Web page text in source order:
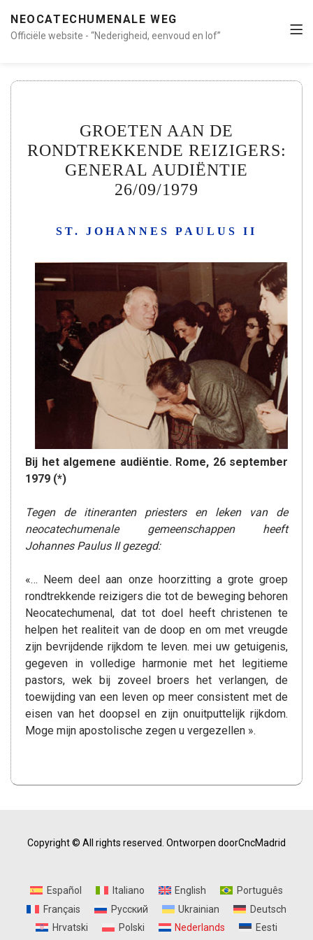
NEOCATECHUMENALE WEG
Officiële website - “Nederigheid, eenvoud en lof”
GROETEN AAN DE
RONDTREKKENDE REIZIGERS:
GENERAL AUDIËNTIE
26/09/1979
ST. JOHANNES PAULUS II
Bij het algemene audiëntie. Rome, 26 september
1979 (*)
Tegen de itineranten priesters en leken van de
neocatechumenale gemeenschappen heeft
Johannes Paulus II gezegd:
«… Neem deel aan onze hoorzitting a grote groep
rondtrekkende reizigers die tot de beweging behoren
Neocatechumenal, dat tot doel heeft christenen te
helpen het realiteit van de doop en om met vreugde
zijn bevrijdende rijkdom te leven. mei uw getuigenis,
gegeven in volledige harmonie met het legitieme
pastors, wek bij zoveel broers het verlangen, de
toewijding van een leven op meer consistent met de
eisen van het doopsel en zijn onuitputtelijk rijkdom.
Moge mijn apostolische zegen u vergezellen ».
Copyright © All rights reserved. Ontworpen doorCncMadrid
Español Italiano English
Português
Français
Русский Ukrainian
Deutsch
Hrvatski
Polski Nederlands Eesti